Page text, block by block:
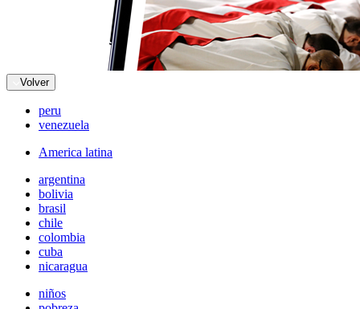
Volver
peru
venezuela
America latina
argentina
bolivia
brasil
chile
colombia
cuba
nicaragua
niños